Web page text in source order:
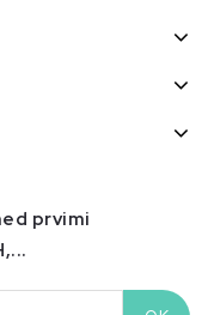
prvimi